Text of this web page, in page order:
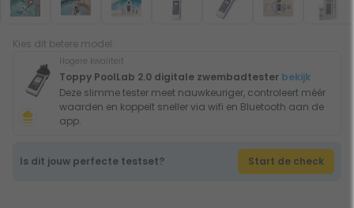
Kies dit betere model:
Hogere kwaliteit
Toppy PoolLab 2.0 digitale zwembadtester bekijk
Deze slimme tester meet nauwkeuriger, controleert méér
waarden en koppelt sneller via wifi en Bluetooth aan de
app.
Is dit jouw perfecte testset? Start de check